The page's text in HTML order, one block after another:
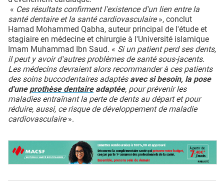
« Ces résultats confirment l'existence d'un lien entre la
santé dentaire et la santé cardiovasculaire», conclut
Hamad Mohammed Qabha, auteur principal de l'étude et
stagiaire en médecine et chirurgie à l'Université islamique
Imam Muhammad Ibn Saud. « Si un patient perd ses dents,
il peut y avoir d'autres problèmes de santé sous-jacents.
Les médecins devraient alors recommander à ces patients
des soins buccodentaires adaptés avec si besoin, la pose
d'une prothèse dentaireadaptée, pour prévenir les
maladies entraînant la perte de dents au départ et pour
réduire, aussi, ce risque de développement de maladie
cardiovasculaire».